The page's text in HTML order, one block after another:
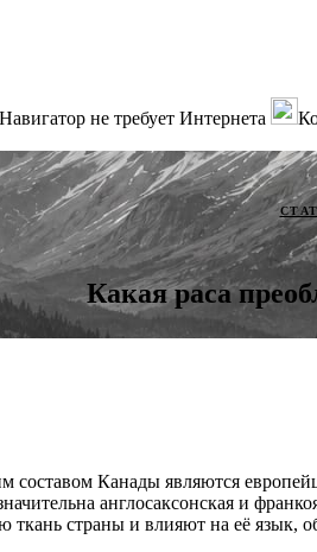
Навигатор не требует Интернета
Какая раса
составом Канады являются
англосаксонская и
ткань страны и влияют на её язык,